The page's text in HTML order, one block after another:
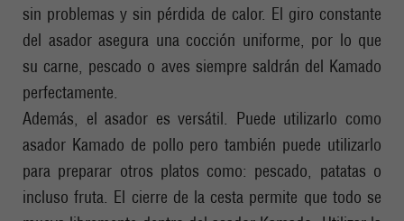
sin problemas y sin pérdida de calor. El giro constante
del asador asegura una cocción uniforme, por lo que
su carne, pescado o aves siempre saldrán del Kamado
perfectamente.
Además, el asador es versátil. Puede utilizarlo como
asador Kamado de pollo pero también puede utilizarlo
para preparar otros platos como: pescado, patatas o
incluso fruta. El cierre de la cesta permite que todo se